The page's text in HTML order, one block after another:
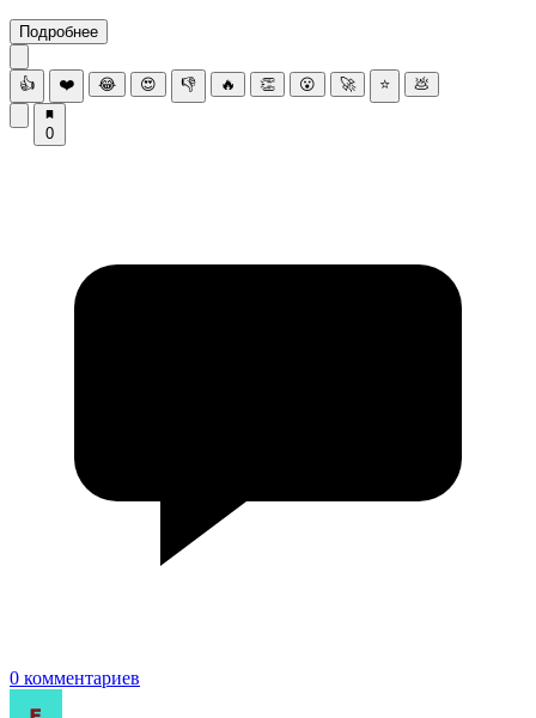
Подробнее
👍 ❤️ 😂 😍 👎 🔥 👏 😮 🚀 ⭐ 💩
0
0 комментариев